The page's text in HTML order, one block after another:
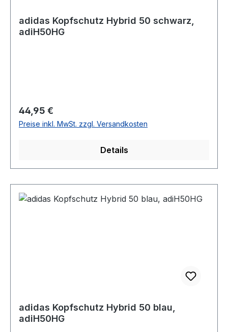
adidas Kopfschutz Hybrid 50 schwarz,
adiH50HG
Regulärer Preis:
44,95 €
Preise inkl. MwSt. zzgl. Versandkosten
Details
adidas Kopfschutz Hybrid 50 blau,
adiH50HG